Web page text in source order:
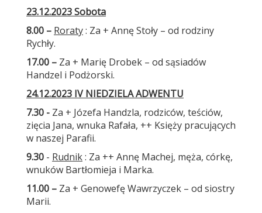
23.12.2023 Sobota
8.00 – Roraty: Za + Annę Stoły – od rodziny
Rychły.
17.00 – Za + Marię Drobek – od sąsiadów
Handzel i Podżorski.
24.12.2023 IV NIEDZIELA ADWENTU
7.30 - Za + Józefa Handzla, rodziców, teściów,
zięcia Jana, wnuka Rafała, ++ Księży pracujących
w naszej Parafii.
9.30 - Rudnik: Za ++ Annę Machej, męża, córkę,
wnuków Bartłomieja i Marka.
11.00 – Za + Genowefę Wawrzyczek – od siostry
Marii.